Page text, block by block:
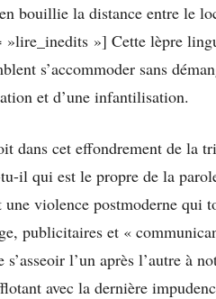
bouillie la distance entre le
»lire_inedits »] Cette lèpre
s’accommoder sans
et d’une infantilisation.
dans cet effondrement de la
il qui est le propre de la
violence postmoderne qui
publicitaires et «
s’asseoir l’un après l’autre à
avec la dernière